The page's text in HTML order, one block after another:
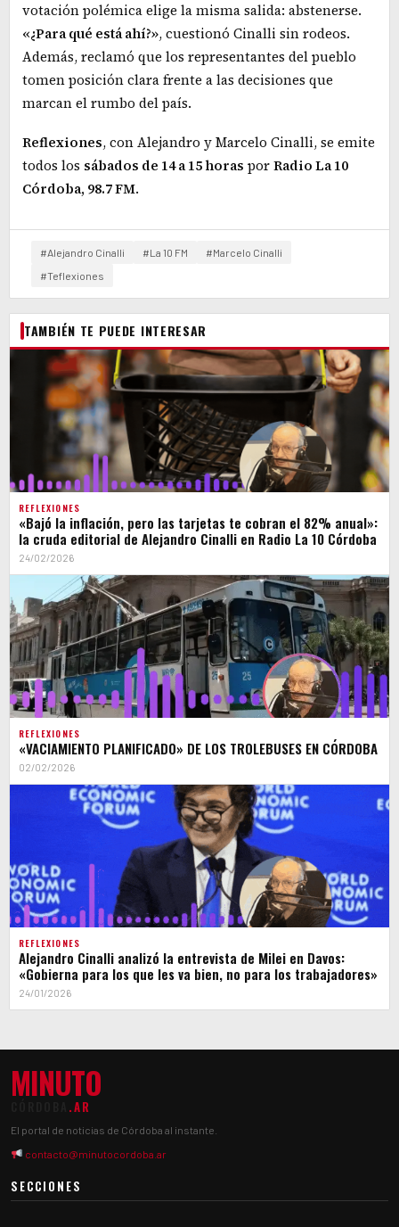
votación polémica elige la misma salida: abstenerse.
«¿Para qué está ahí?», cuestionó Cinalli sin rodeos.
Además, reclamó que los representantes del pueblo
tomen posición clara frente a las decisiones que
marcan el rumbo del país.
Reflexiones, con Alejandro y Marcelo Cinalli, se emite
todos los sábados de 14 a 15 horas porRadio La 10
Córdoba, 98.7 FM.
#Alejandro Cinalli #La 10 FM
#Marcelo Cinalli
#Teflexiones
TAMBIÉN TE PUEDE INTERESAR
REFLEXIONES
«Bajó la inflación, pero las tarjetas te cobran el 82% anual»:
la cruda editorial de Alejandro Cinalli en Radio La 10 Córdoba
24/02/2026
REFLEXIONES
«VACIAMIENTO PLANIFICADO» DE LOS TROLEBUSES EN CÓRDOBA
02/02/2026
REFLEXIONES
Alejandro Cinalli analizó la entrevista de Milei en Davos:
«Gobierna para los que les va bien, no para los trabajadores»
24/01/2026
MINUTO
.AR
El portal de noticias de Córdoba al instante.
contacto@minutocordoba.ar
SECCIONES